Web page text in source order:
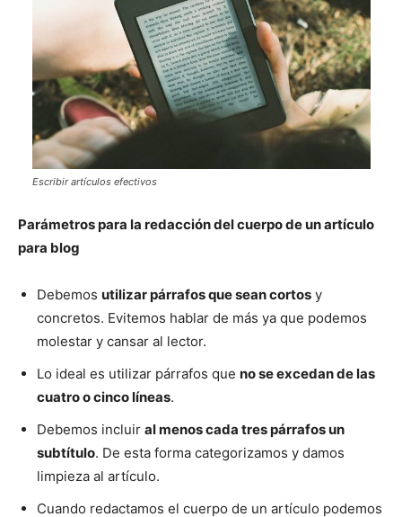
Escribir artículos efectivos
Parámetrospara la redacción del cuerpo de un artículo
para blog
Debemos utilizar párrafos que sean cortos y
concretos. Evitemos hablar de más ya que podemos
molestar y cansar al lector.
Lo ideal es utilizar párrafos que no se excedan de las
cuatro o cinco líneas.
Debemos incluir al menos cada tres párrafos un
subtítulo. De esta forma categorizamos y damos
limpieza al artículo.
Cuando redactamos el cuerpo de un artículo podemos